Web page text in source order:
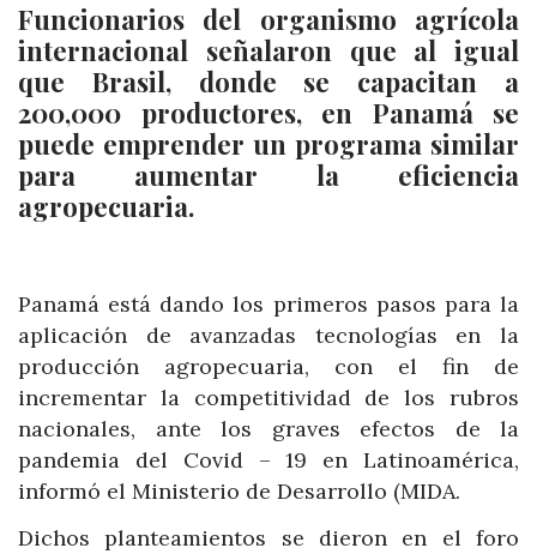
Funcionarios del organismo agrícola
internacional señalaron que al igual
que Brasil, donde se capacitan a
200,000 productores, en Panamá se
puede emprender un programa similar
para aumentar la eficiencia
agropecuaria.
Panamá está dando los primeros pasos para la
aplicación de avanzadas tecnologías en la
producción agropecuaria, con el fin de
incrementar la competitividad de los rubros
nacionales, ante los graves efectos de la
pandemia del Covid – 19 en Latinoamérica,
informó el Ministerio de Desarrollo (MIDA.
Dichos planteamientos se dieron en el foro